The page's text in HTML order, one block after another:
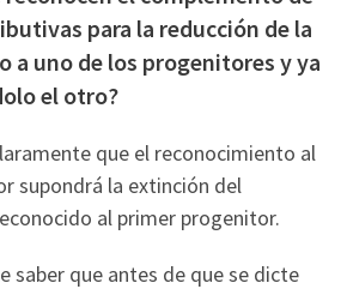
para la reducción de la
a uno de los progenitores y ya
el otro?
que el reconocimiento al
supondrá la extinción del
al primer progenitor.
saber que antes de que se dicte